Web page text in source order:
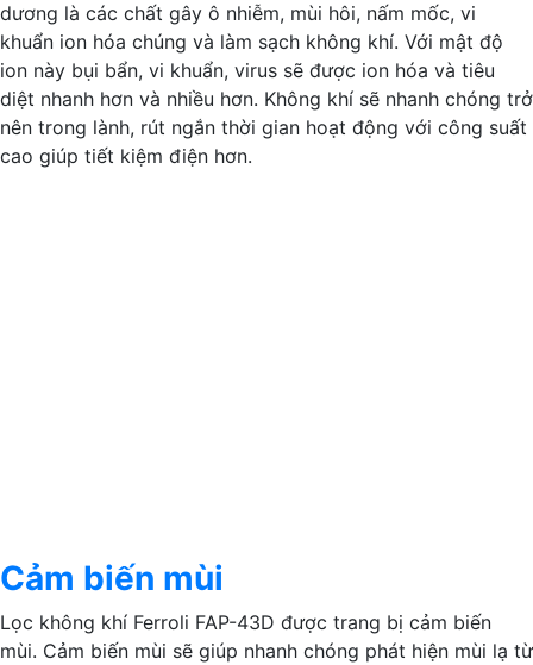
dương là các chất gây ô nhiễm, mùi hôi, nấm mốc, vi
khuẩn ion hóa chúng và làm sạch không khí. Với mật độ
ion này bụi bẩn, vi khuẩn, virus sẽ được ion hóa và tiêu
diệt nhanh hơn và nhiều hơn. Không khí sẽ nhanh chóng trở
nên trong lành, rút ngắn thời gian hoạt động với công suất
cao giúp tiết kiệm điện hơn.
Cảm biến mùi
Lọc không khí Ferroli FAP-43D được trang bị cảm biến
mùi. Cảm biến mùi sẽ giúp nhanh chóng phát hiện mùi lạ từ